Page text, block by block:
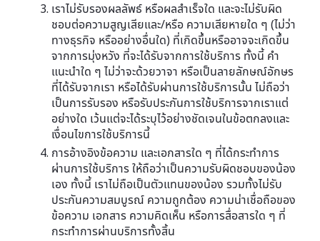
เราไม่รับรองผลลัพธ์ หรือผลสำเร็จใด และจะไม่รับผิด
ชอบต่อความสูญเสียและ/หรือ ความเสียหายใด ๆ (ไม่ว่า
ทางธุรกิจ หรืออย่างอื่นใด) ที่เกิดขึ้นหรืออาจจะเกิดขึ้น
จากการมุ่งหวัง ที่จะได้รับจากการใช้บริการ ทั้งนี้ คำ
แนะนำใด ๆ ไม่ว่าจะด้วยวาจา หรือเป็นลายลักษณ์อักษร
ที่ได้รับจากเรา หรือได้รับผ่านการใช้บริการนั้น ไม่ถือว่า
เป็นการรับรอง หรือรับประกันการใช้บริการจากเราแต่
อย่างใด เว้นแต่จะได้ระบุไว้อย่างชัดเจนในข้อตกลงและ
เงื่อนไขการใช้บริการนี้
การอ้างอิงข้อความ และเอกสารใด ๆ ที่ได้กระทำการ
ผ่านการใช้บริการ ให้ถือว่าเป็นความรับผิดชอบของน้อง
เอง ทั้งนี้ เราไม่ถือเป็นตัวแทนของน้อง รวมทั้งไม่รับ
ประกันความสมบูรณ์ ความถูกต้อง ความน่าเชื่อถือของ
ข้อความ เอกสาร ความคิดเห็น หรือการสื่อสารใด ๆ ที่
กระทำการผ่านบริการทั้งสิ้น